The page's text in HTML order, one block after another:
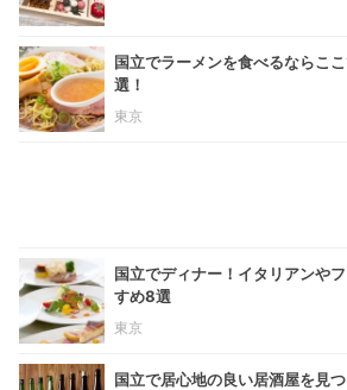
国立でラーメンを食べるならこ
選！
東京
国立でディナー！イタリアンや
すめ8選
東京
国立で居心地の良い居酒屋を見